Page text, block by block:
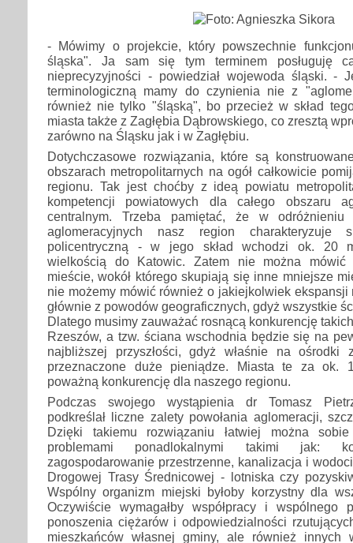
- Mówimy o projekcie, który powszechnie
śląska". Ja sam się tym terminem posługuję
nieprecyzyjności - powiedział wojewoda śląski. -
terminologiczną mamy do czynienia nie z
również nie tylko "śląską", bo przecież w skład
miasta także z Zagłębia Dąbrowskiego, co zresztą
zarówno na Śląsku jak i w Zagłębiu.
Dotychczasowe rozwiązania, które są
obszarach metropolitarnych na ogół całkowicie
regionu. Tak jest choćby z ideą powiatu
kompetencji powiatowych dla całego obszaru
centralnym. Trzeba pamiętać, że w
aglomeracyjnych nasz region charakteryzuje
policentryczną - w jego skład wchodzi ok. 20
wielkością do Katowic. Zatem nie można mówić
mieście, wokół którego skupiają się inne mniejsze
nie możemy mówić również o jakiejkolwiek ekspansji
głównie z powodów geograficznych, gdyż wszystkie
Dlatego musimy zauważać rosnącą konkurencję
Rzeszów, a tzw. ściana wschodnia będzie się na
najbliższej przyszłości, gdyż właśnie na ośrodki
przeznaczone duże pieniądze. Miasta te za ok.
poważną konkurencję dla naszego regionu.
Podczas swojego wystąpienia dr Tomasz
podkreślał liczne zalety powołania aglomeracji,
Dzięki takiemu rozwiązaniu łatwiej można
problemami ponadlokalnymi takimi jak:
zagospodarowanie przestrzenne, kanalizacja i
Drogowej Trasy Średnicowej - lotniska czy
Wspólny organizm miejski byłoby korzystny dla
Oczywiście wymagałby współpracy i wspólnego
ponoszenia ciężarów i odpowiedzialności
mieszkańców własnej gminy, ale również innych